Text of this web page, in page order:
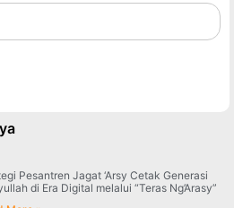
Pesantren Jagat ‘Arsy Cetak Generasi
di Era Digital melalui “Teras Ng’Arasy”